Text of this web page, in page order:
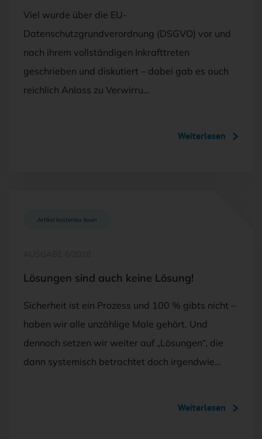
Viel wurde über die EU-
Datenschutzgrundverordnung (DSGVO) vor und
nach ihrem vollständigen Inkrafttreten
geschrieben und diskutiert – dabei gab es auch
reichlich Anlass zu Verwirru…
Weiterlesen
Artikel kostenlos lesen
Lösungen sind auch keine Lösung!
Sicherheit ist ein Prozess und 100 % gibts nicht –
haben wir alle unzählige Male gehört. Und
dennoch setzen wir weiter auf „Lösungen“, die
dann systemisch betrachtet doch irgendwie…
Weiterlesen